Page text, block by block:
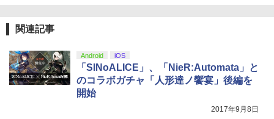
ルアイドルクラブ Bloom Garden Part
関連記事
Android iOS
「SINoALICE」、「NieR:Automata」と
のコラボガチャ「人形達ノ饗宴」後編を
開始
2017年9月8日